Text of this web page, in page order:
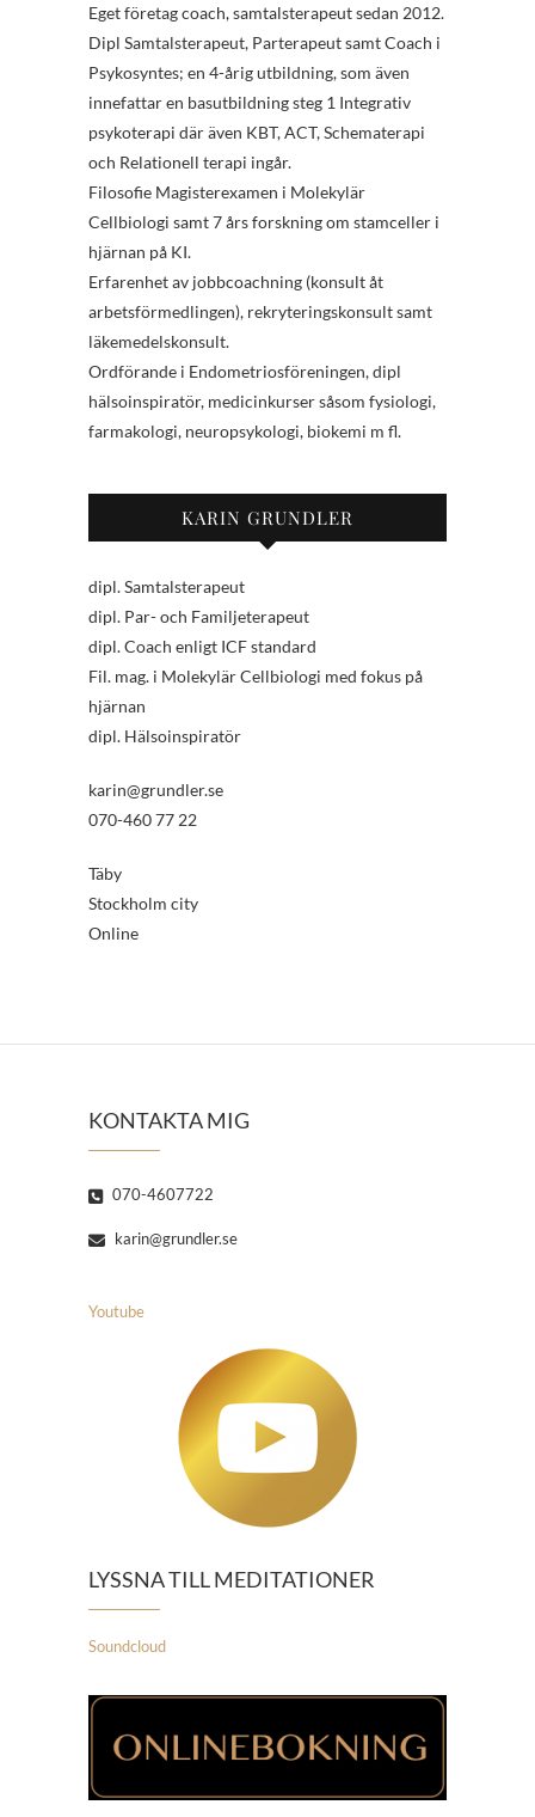
Eget företag coach, samtalsterapeut sedan 2012.
Dipl Samtalsterapeut, Parterapeut samt Coach i
Psykosyntes; en 4-årig utbildning, som även
innefattar en basutbildning steg 1 Integrativ
psykoterapi där även KBT, ACT, Schematerapi
och Relationell terapi ingår.
Filosofie Magisterexamen i Molekylär
Cellbiologi samt 7 års forskning om stamceller i
hjärnan på KI.
Erfarenhet av jobbcoachning (konsult åt
arbetsförmedlingen), rekryteringskonsult samt
läkemedelskonsult.
Ordförande i Endometriosföreningen, dipl
hälsoinspiratör, medicinkurser såsom fysiologi,
farmakologi, neuropsykologi, biokemi m fl.
KARIN GRUNDLER
dipl. Samtalsterapeut
dipl. Par- och Familjeterapeut
dipl. Coach enligt ICF standard
Fil. mag. i Molekylär Cellbiologi med fokus på
hjärnan
dipl. Hälsoinspiratör
karin@grundler.se
070-460 77 22
Täby
Stockholm city
Online
KONTAKTA MIG
070-4607722
karin@grundler.se
Youtube
LYSSNA TILL MEDITATIONER
Soundcloud